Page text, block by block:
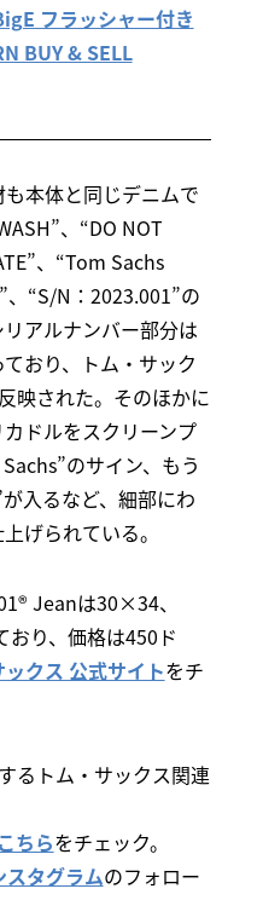
フラッシャー付き
BUY & SELL
本体と同じデニムで
、“DO NOT
、“Tom Sachs
、“S/N：2023.001”の
アルナンバー部分は
おり、トム・サック
映された。そのほかに
ドルをスクリーンプ
のサイン、もう
入るなど、細部にわ
げられている。
Jeanは30×34、
り、価格は450ド
ックス 公式サイトをチ
るトム・サックス関連
こちらをチェック。
スタグラムのフォロー